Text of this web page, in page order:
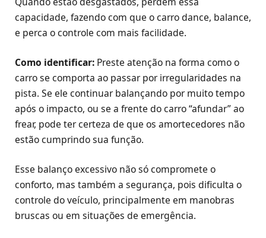
capacidade, fazendo com que o carro dance, balance,
e perca o controle com mais facilidade.
Como identificar: Preste atenção na forma como o
carro se comporta ao passar por irregularidades na
pista. Se ele continuar balançando por muito tempo
após o impacto, ou se a frente do carro “afundar” ao
frear, pode ter certeza de que os amortecedores não
estão cumprindo sua função.
Esse balanço excessivo não só compromete o
conforto, mas também a segurança, pois dificulta o
controle do veículo, principalmente em manobras
bruscas ou em situações de emergência.